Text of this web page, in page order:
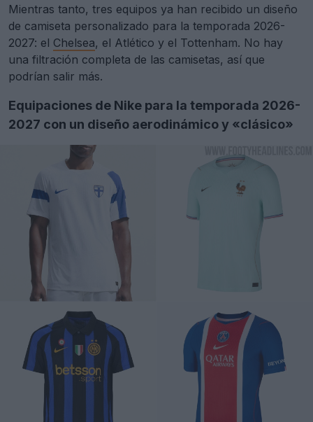
Mientras tanto, tres equipos ya han recibido un diseño
de camiseta personalizado para la temporada 2026-
2027: el Chelsea, el Atlético y el Tottenham. No hay
una filtración completa de las camisetas, así que
podrían salir más.
Equipaciones de Nike para la temporada 2026-
2027 con un diseño aerodinámico y «clásico»